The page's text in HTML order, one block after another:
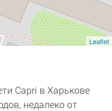
Leaflet
Capri в Харькове
недалеко от